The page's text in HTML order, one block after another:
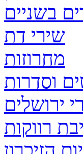
בשניים
שירי דת
מחרוזות
וסדרות
ירושלים
רווקות